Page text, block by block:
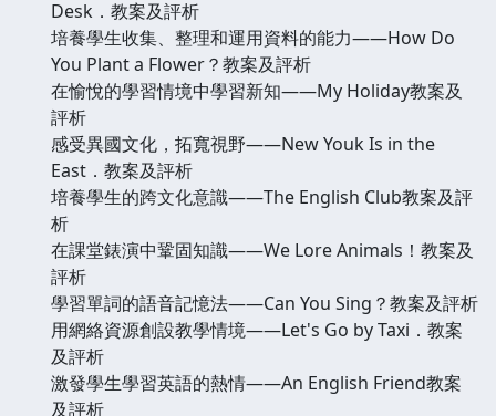
Desk．教案及評析
培養學生收集、整理和運用資料的能力——How Do
You Plant a Flower？教案及評析
在愉悅的學習情境中學習新知——My Holiday教案及
評析
感受異國文化，拓寬視野——New Youk Is in the
East．教案及評析
培養學生的跨文化意識——The English Club教案及評
析
在課堂錶演中鞏固知識——We Lore Animals！教案及
評析
學習單詞的語音記憶法——Can You Sing？教案及評析
用網絡資源創設教學情境——Let's Go by Taxi．教案
及評析
激發學生學習英語的熱情——An English Friend教案
及評析